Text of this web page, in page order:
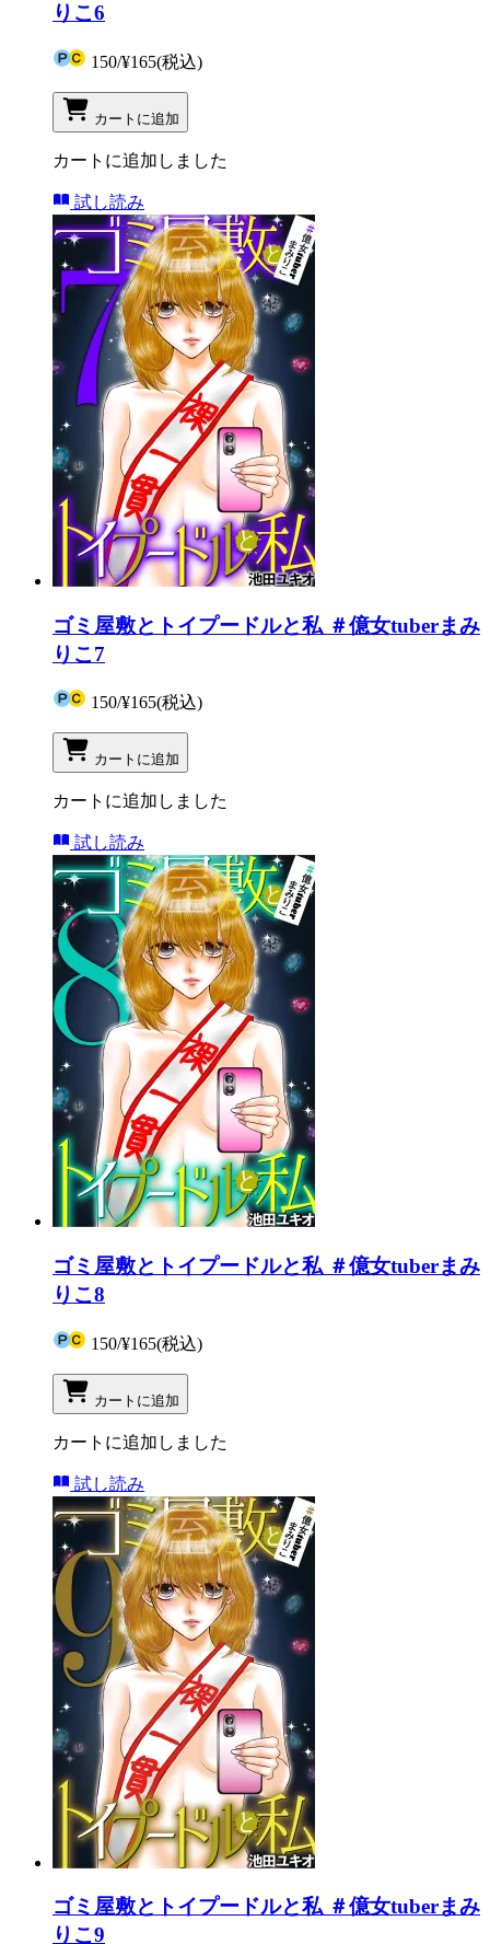
りこ6
150/¥165(税込)
カートに追加
カートに追加しました
試し読み
ゴミ屋敷とトイプードルと私 ＃億女tuberまみ
りこ7
150/¥165(税込)
カートに追加
カートに追加しました
試し読み
ゴミ屋敷とトイプードルと私 ＃億女tuberまみ
りこ8
150/¥165(税込)
カートに追加
カートに追加しました
試し読み
ゴミ屋敷とトイプードルと私 ＃億女tuberまみ
りこ9